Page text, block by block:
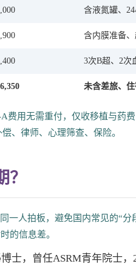
含液氮罐、
含内膜准备
3次B超、2次
未含差旅、
费用无需重付，仅收移植与药
、律师、心理筛查、保险。
一人拍板，避免国内常见的“
的信息差。
士，曾任ASRM青年院士